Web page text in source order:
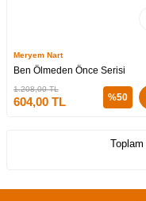
Meryem Nart
Ben Ölmeden Önce Serisi
1.208,00TL
604,00 TL %50
Toplam